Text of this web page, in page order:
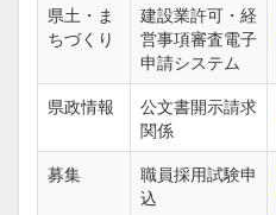
県土・ま
ちづくり
建設業許可・経
営事項審査電子
申請システム
県政情報
公文書開示請求
関係
募集
職員採用試験申
込